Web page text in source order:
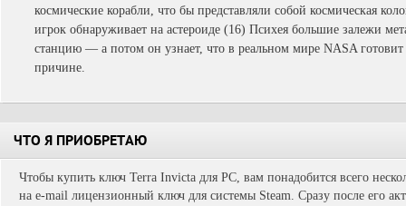
космические корабли, что бы представляли собой космическая
игрок обнаруживает на астероиде (16) Психея большие залежи
станцию — а потом он узнает, что в реальном мире NASA
причине.
ЧТО Я ПРИОБРЕТАЮ
Чтобы купить ключ Terra Invicta для PC, вам понадобится всего
на e-mail лицензионный ключ для системы Steam. Сразу после его